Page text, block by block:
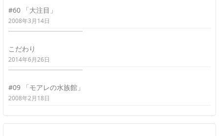
#60 「大注目」
2008年3月14日
こだわり
2014年6月26日
#09 「モアレの水族館」
2008年2月18日